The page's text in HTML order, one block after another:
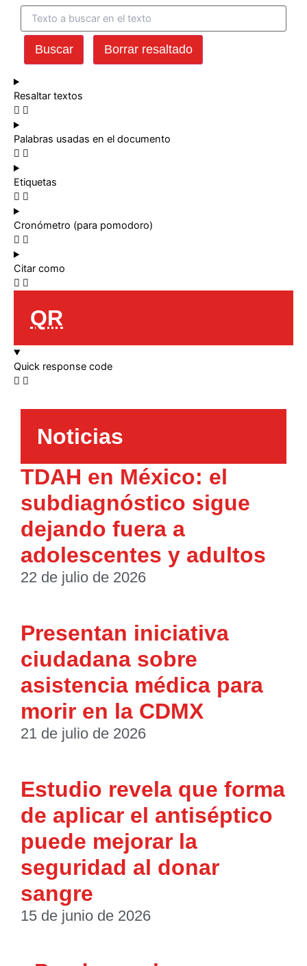
Buscar Borrar resaltado
Resaltar textos
Palabras usadas en el documento
Etiquetas
Cronómetro (para pomodoro)
Citar como
QR
Quick response code
Noticias
TDAH en México: el
subdiagnóstico sigue
dejando fuera a
adolescentes y adultos
22 de julio de 2026
Presentan iniciativa
ciudadana sobre
asistencia médica para
morir en la CDMX
21 de julio de 2026
Estudio revela que forma
de aplicar el antiséptico
puede mejorar la
seguridad al donar
sangre
15 de junio de 2026